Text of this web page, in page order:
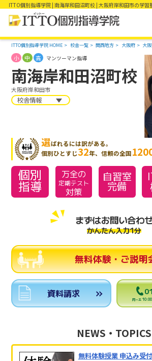
ITTO個別指導学院 | 南海岸和田沼町校 | 大阪府岸和田市の学習
ITTO個別指導学院 HOME 校舎一覧 関西地方 大阪府 大
南海岸和田沼町校
大阪府岸和田市
小 中 高 マンツーマン指導
校舎情報
選ばれるには訳がある。
個別ひとすじ32年、信頼の全国
個別
指導
万全の
定期テスト
対策
自習室
完備
まずはお問い合わ
かんたん入力1分
無料体験・ご説明
資料請求 月～土
NEWS・TOPICS
無料体験授業 申込み受